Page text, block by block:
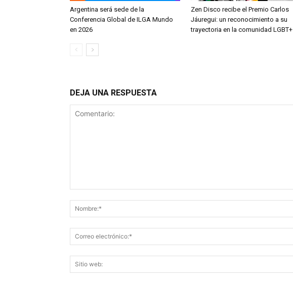
Argentina será sede de la
Conferencia Global de ILGA Mundo
en 2026
Zen Disco recibe el Premio Carlos
Jáuregui: un reconocimiento a su
trayectoria en la comunidad LGBT+
DEJA UNA RESPUESTA